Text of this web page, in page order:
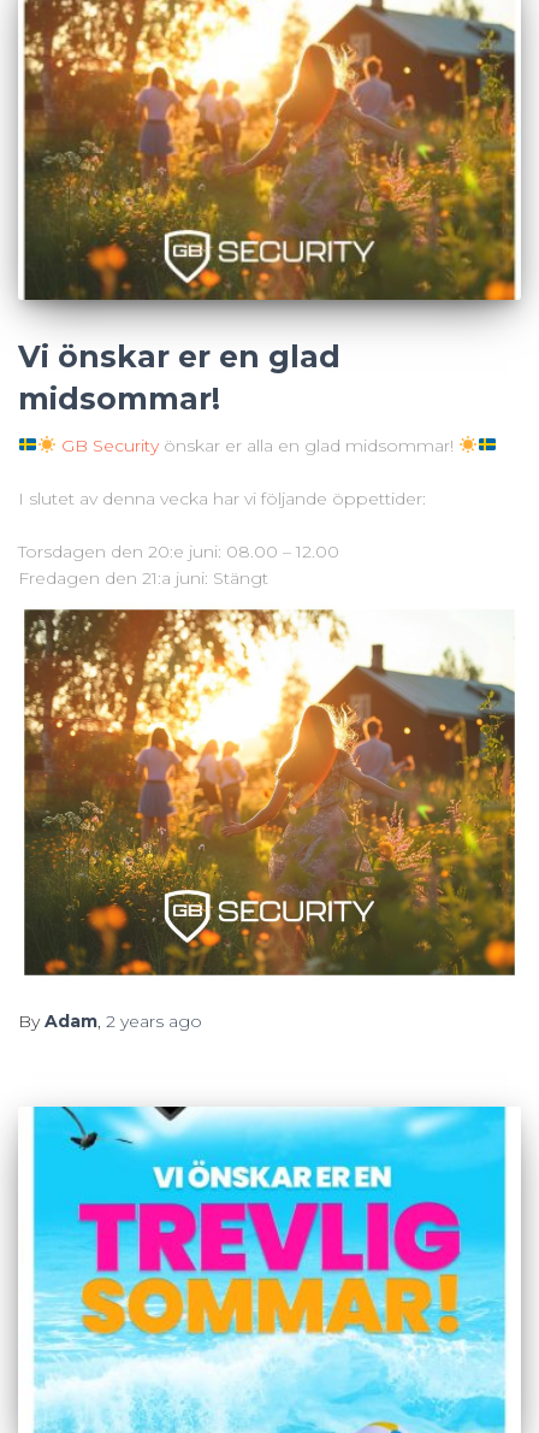
Vi önskar er en glad
midsommar!
GB Security önskar er alla en glad midsommar!
I slutet av denna vecka har vi följande öppettider:
Torsdagen den 20:e juni: 08.00 – 12.00
Fredagen den 21:a juni: Stängt
ByAdam, 2 years ago